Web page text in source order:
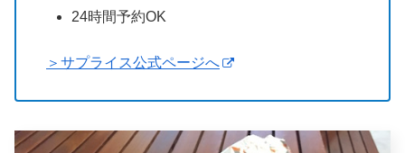
24時間予約OK
＞サプライス公式ページへ